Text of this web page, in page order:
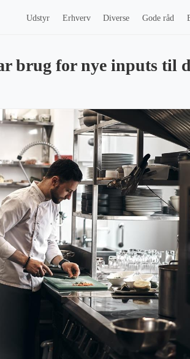
Udstyr Erhverv Diverse Gode råd
brug for nye inputs til